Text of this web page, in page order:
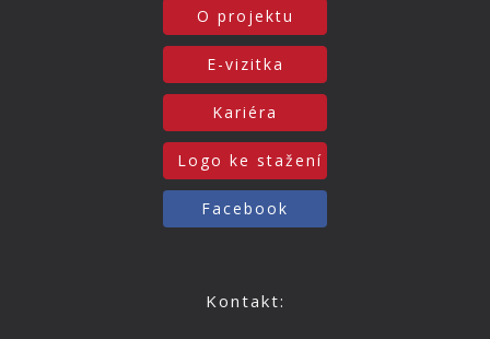
O projektu
E-vizitka
Kariéra
Logo ke stažení
Facebook
Kontakt: